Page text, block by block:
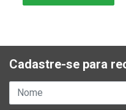
Cadastre-se para